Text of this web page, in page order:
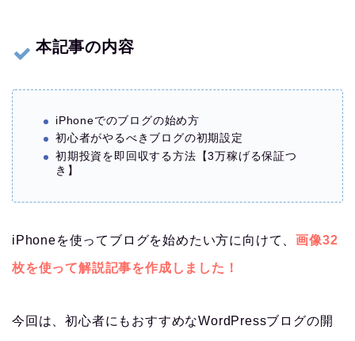
本記事の内容
iPhoneでのブログの始め方
初心者がやるべきブログの初期設定
初期投資を即回収する方法【3万稼げる保証つ
き】
iPhoneを使ってブログを始めたい方に向けて、画像32
枚を使って解説記事を作成しました！
今回は、初心者にもおすすめなWordPressブログの開